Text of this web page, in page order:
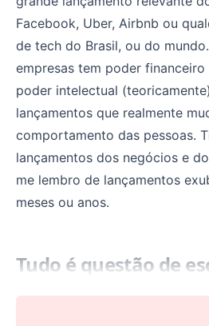
Facebook, Uber, Airbnb ou
de tech do Brasil, ou do
empresas tem poder
poder intelectual
lançamentos que realmente
comportamento das pessoas.
lançamentos dos negócios e
me lembro de lançamentos
meses ou anos.
Tudo é questão de